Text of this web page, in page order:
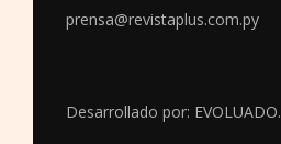
prensa@revistaplus.com.py
Desarrollado por: